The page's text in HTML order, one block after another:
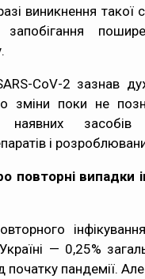
виникнення такої
CoV-2 зазнав
зміни поки не
наявних засобів
і
повторні випадки
— 0,25%
початку пандемії.